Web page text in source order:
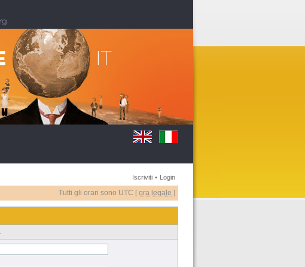
Iscriviti • Login
Tutti gli orari sono UTC [ ora legale ]